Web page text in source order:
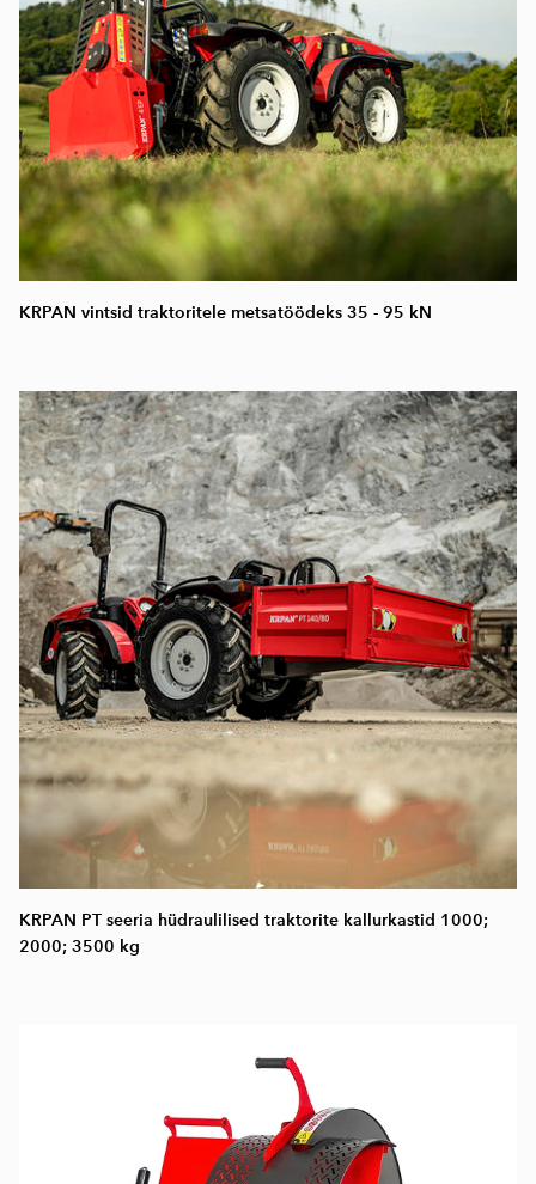
KRPAN vintsid traktoritele metsatöödeks 35 - 95 kN
KRPAN PT seeria hüdraulilised traktorite kallurkastid 1000;
2000; 3500 kg